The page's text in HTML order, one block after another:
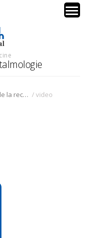
Journée annuelle de la recherche en ophtalmologie de l’Université de Montréal /video